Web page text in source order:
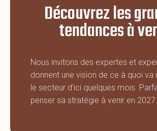
Découvrez les
tendances à
Nous invitons des expertes et
donnent une vision de ce à quoi va
le secteur d’ici quelques mois.
penser sa stratégie à venir en 2027.